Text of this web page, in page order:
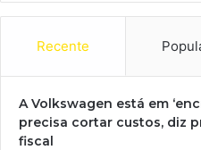
Recente
A Volkswagen está em
precisa cortar custos, diz
fiscal